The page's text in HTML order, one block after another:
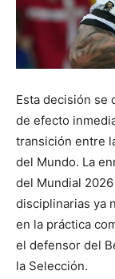
Esta decisión se
de efecto
transición entre
del Mundo. La
del Mundial
disciplinarias ya
en la práctica
el defensor del
la Selección.